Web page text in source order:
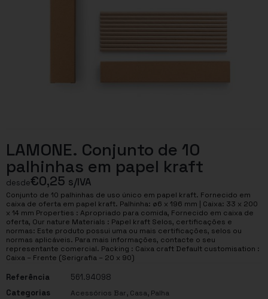
LAMONE. Conjunto de 10
palhinhas em papel kraft
desde€0,25 s/IVA
Conjunto de 10 palhinhas de uso único em papel kraft. Fornecido em
caixa de oferta em papel kraft. Palhinha: ø6 x 196 mm | Caixa: 33 x 200
x 14 mm Properties : Apropriado para comida, Fornecido em caixa de
oferta, Our nature Materials : Papel kraft Selos, certificações e
normas: Este produto possui uma ou mais certificações, selos ou
normas aplicáveis. Para mais informações, contacte o seu
representante comercial. Packing : Caixa craft Default customisation :
Caixa – Frente (Serigrafia – 20 x 90)
Referência
561.94098
Categorias
Acessórios Bar, Casa, Palha